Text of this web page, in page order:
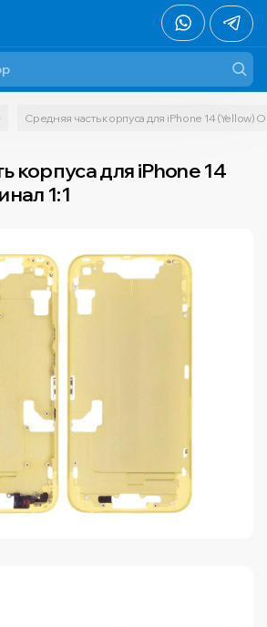
Средняя часть корпуса для iPhone 14 (Yellow)
корпуса для iPhone 14
1:1